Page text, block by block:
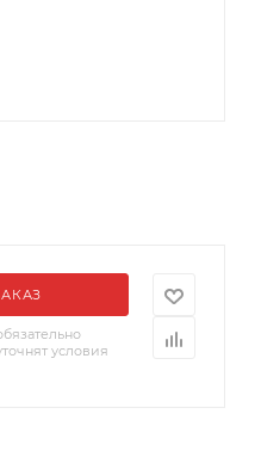
условия